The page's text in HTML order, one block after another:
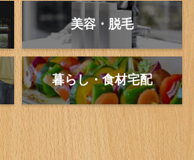
美容・脱毛
暮らし・食材宅配